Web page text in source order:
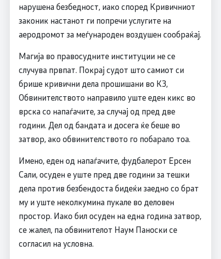
нарушена безбедност, иако според Кривичниот
законик настанот ги попречи услугите на
аеродромот за меѓународен воздушен сообраќај.
Магија во правосудните институции не се
случува првпат. Покрај судот што самиот си
брише кривични дела прошишани во КЗ,
Обвинителството направило уште еден кикс во
врска со напаѓачите, за случај од пред две
години. Дел од бандата и досега ќе беше во
затвор, ако обвинителството го побарало тоа.
Имено, еден од напаѓачите, фудбалерот Ерсен
Сали, осуден е уште пред две години за тешки
дела против безбендоста бидеќи заедно со брат
му и уште неколкумина пукале во деловен
простор. Иако бил осуден на една година затвор,
се жалел, па обвинителот Наум Паноски се
согласил на условна.